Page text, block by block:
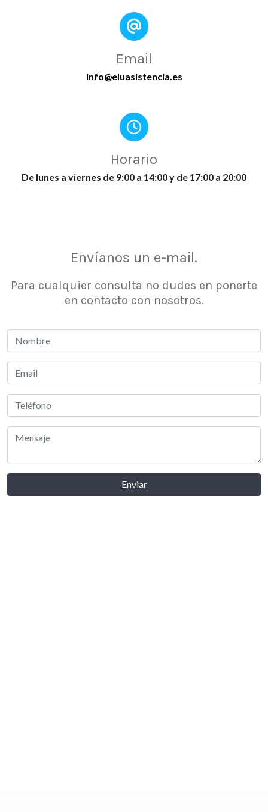
Email
info@eluasistencia.es
Horario
De lunes a viernes de 9:00 a 14:00 y de 17:00 a 20:00
Envíanos un e-mail.
Para cualquier consulta no dudes en ponerte
en contacto con nosotros.
Enviar